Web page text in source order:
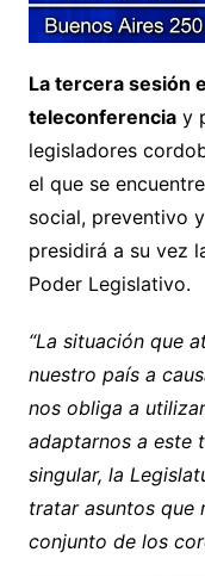
La tercera sesión
teleconferenciay
legisladores
el que se
social, preventivo
presidirá a su vez
Poder Legislativo.
“La situación que
nuestro país a
nos obliga a
adaptarnos a este
singular, la
tratar asuntos que
conjunto de los